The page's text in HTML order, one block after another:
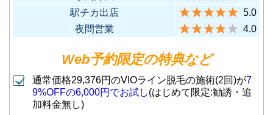
駅チカ出店
5.0
夜間営業
4.0
Web予約限定の特典など
通常価格29,376円のVIOライン脱毛の施術(2回)が7
9%OFFの6,000円でお試し(はじめて限定:勧誘・追
加料金無し)